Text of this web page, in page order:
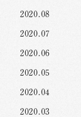
2020.08
2020.07
2020.06
2020.05
2020.04
2020.03